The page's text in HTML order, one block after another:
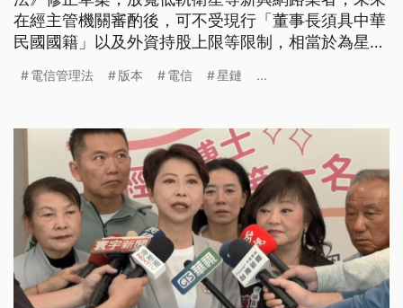
在經主管機關審酌後，可不受現行「董事長須具中華
民國國籍」以及外資持股上限等限制，相當於為星鏈
後，法案才會正式上路。
電信管理法 版本 電信 星鏈 ...